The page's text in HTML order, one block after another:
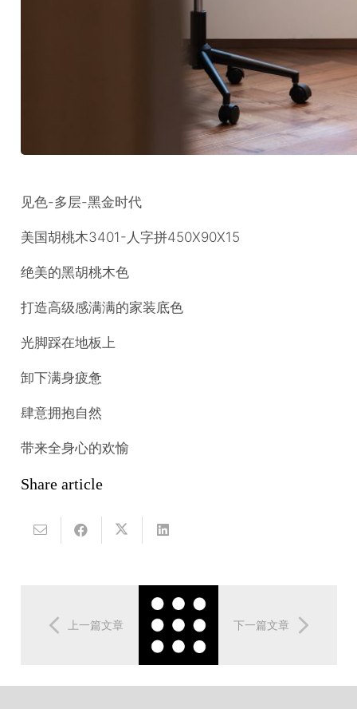
见色-多层-黑金时代
美国胡桃木3401-人字拼450X90X15
绝美的黑胡桃木色
打造高级感满满的家装底色
光脚踩在地板上
卸下满身疲惫
肆意拥抱自然
带来全身心的欢愉
Share article
上一篇文章 下一篇文章